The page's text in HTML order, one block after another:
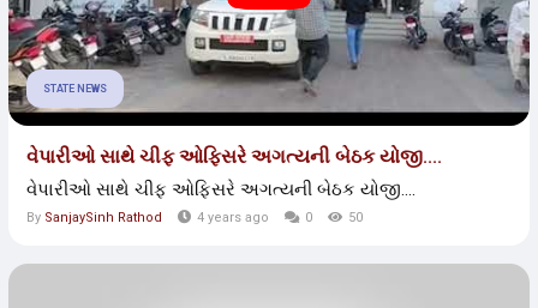
STATE NEWS
વેપારીઓ સાથે ચીફ ઓફિસરે અગત્યની બેઠક યોજી....
વેપારીઓ સાથે ચીફ ઓફિસરે અગત્યની બેઠક યોજી....
By SanjaySinh Rathod 4 years ago 0 50